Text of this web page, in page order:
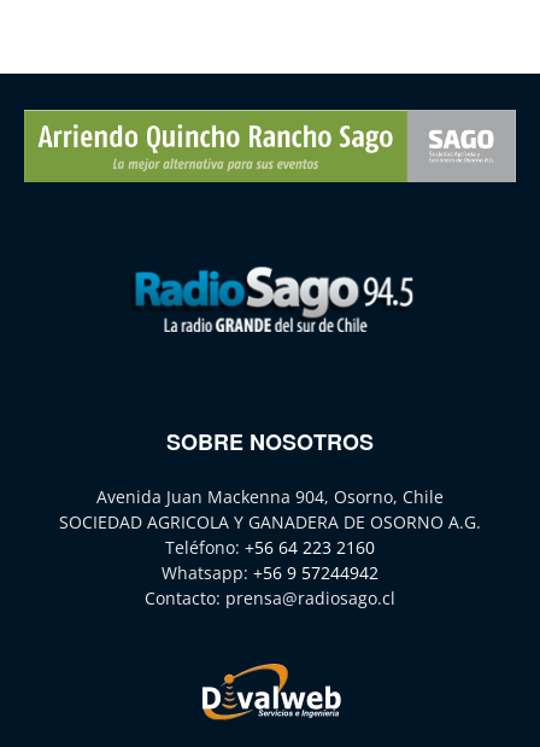
SOBRE NOSOTROS
Avenida Juan Mackenna 904, Osorno, Chile
SOCIEDAD AGRICOLA Y GANADERA DE OSORNO A.G.
Teléfono: +56 64 223 2160
Whatsapp: +56 9 57244942
Contacto: prensa@radiosago.cl